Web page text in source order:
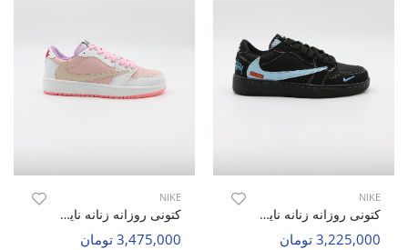
NIKE
کتونی روزانه زنانه نایک Nike Jordan 1 Low Travis Scott Stussy W
3,225,000 تومان
NIKE
کتونی روزانه زنانه نایک Nike Jordan 1 Low Travis Scott W
3,475,000 تومان